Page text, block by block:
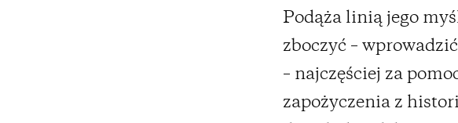
Podąża linią jego
zboczyć –
– najczęściej za
zapożyczenia z